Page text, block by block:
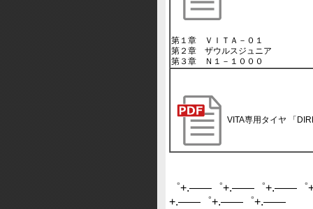
第１章 ＶＩＴＡ－０１
第２章 ザウルスジュニア
第３章 Ｎ１－１０００
VITA専用タイヤ 「
゜+.――゜+.――゜+.――
+.――゜+.――゜+.――